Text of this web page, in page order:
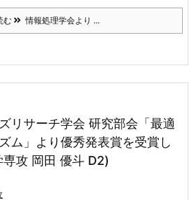
む 情報処理学会より ...
リサーチ学会 研究部会「最適
ム」より優秀発表賞を受賞し
攻 岡田 優斗 D2)